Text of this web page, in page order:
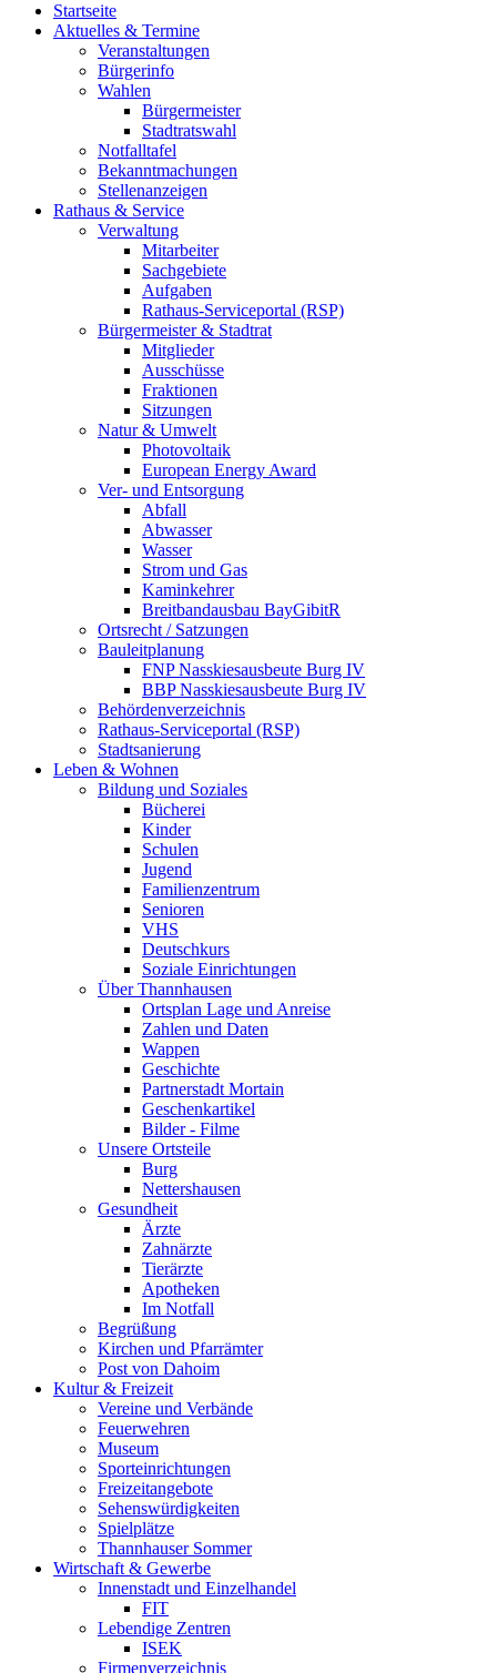
Startseite
Aktuelles & Termine
Veranstaltungen
Bürgerinfo
Wahlen
Bürgermeister
Stadtratswahl
Notfalltafel
Bekanntmachungen
Stellenanzeigen
Rathaus & Service
Verwaltung
Mitarbeiter
Sachgebiete
Aufgaben
Rathaus-Serviceportal (RSP)
Bürgermeister & Stadtrat
Mitglieder
Ausschüsse
Fraktionen
Sitzungen
Natur & Umwelt
Photovoltaik
European Energy Award
Ver- und Entsorgung
Abfall
Abwasser
Wasser
Strom und Gas
Kaminkehrer
Breitbandausbau BayGibitR
Ortsrecht / Satzungen
Bauleitplanung
FNP Nasskiesausbeute Burg IV
BBP Nasskiesausbeute Burg IV
Behördenverzeichnis
Rathaus-Serviceportal (RSP)
Stadtsanierung
Leben & Wohnen
Bildung und Soziales
Bücherei
Kinder
Schulen
Jugend
Familienzentrum
Senioren
VHS
Deutschkurs
Soziale Einrichtungen
Über Thannhausen
Ortsplan Lage und Anreise
Zahlen und Daten
Wappen
Geschichte
Partnerstadt Mortain
Geschenkartikel
Bilder - Filme
Unsere Ortsteile
Burg
Nettershausen
Gesundheit
Ärzte
Zahnärzte
Tierärzte
Apotheken
Im Notfall
Begrüßung
Kirchen und Pfarrämter
Post von Dahoim
Kultur & Freizeit
Vereine und Verbände
Feuerwehren
Museum
Sporteinrichtungen
Freizeitangebote
Sehenswürdigkeiten
Spielplätze
Thannhauser Sommer
Wirtschaft & Gewerbe
Innenstadt und Einzelhandel
FIT
Lebendige Zentren
ISEK
Firmenverzeichnis